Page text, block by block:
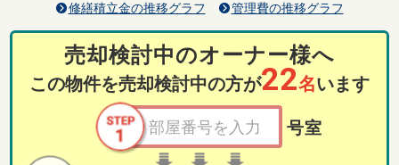
修繕積立金の推移グラフ 管理費の推移グラフ
売却検討中のオーナー様へ
この物件を売却検討中の方が22名います
号室